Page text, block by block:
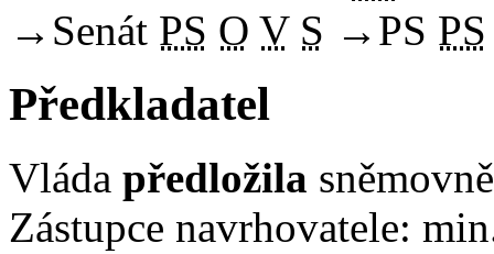
→ Senát PS O V S → PS PS
Předkladatel
Vláda předložila
Zástupce navrhovatele: